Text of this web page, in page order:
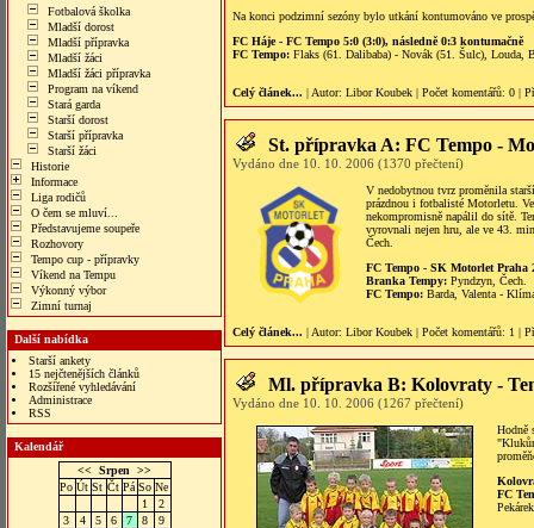
Fotbalová školka
Mladší dorost
Mladší přípravka
Mladší žáci
Mladší žáci přípravka
Program na víkend
Stará garda
Starší dorost
Starší přípravka
Starší žáci
Historie
Informace
Liga rodičů
O čem se mluví...
Představujeme soupeře
Rozhovory
Tempo cup - přípravky
Víkend na Tempu
Výkonný výbor
Zimní turnaj
Další nabídka
Starší ankety
15 nejčtenějších článků
Rozšířené vyhledávání
Administrace
RSS
Kalendář
<< Srpen
>>
Po Út St Čt Pá So Ne
1
2
3
4 5 6 7 8
9
Na konci podzimní sezóny bylo utkání kontumováno ve
FC Háje - FC Tempo 5:0 (3:0), následně 0:3 kontumačně
FC Tempo: Flaks (61. Dalibaba) - Novák (51. Šulc), Louda,
Celý článek... | Autor: Libor Koubek | Počet komentářů: 0 |
St. přípravka A: FC Tempo -
Vydáno dne 10. 10. 2006 (1370 přečtení)
V nedobytnou tvrz proměnila
prázdnou i fotbalisté Motorletu.
nekompromisně napálil do sítě.
vyrovnali nejen hru, ale ve 43.
Čech.
FC Tempo - SK Motorlet Praha
Branka Tempy: Pyndzyn, Čech.
FC Tempo: Barda, Valenta -
Celý článek... | Autor: Libor Koubek | Počet komentářů: 1 |
Ml. přípravka B: Kolovraty -
Vydáno dne 10. 10. 2006 (1267 přečtení)
Hodně
FC